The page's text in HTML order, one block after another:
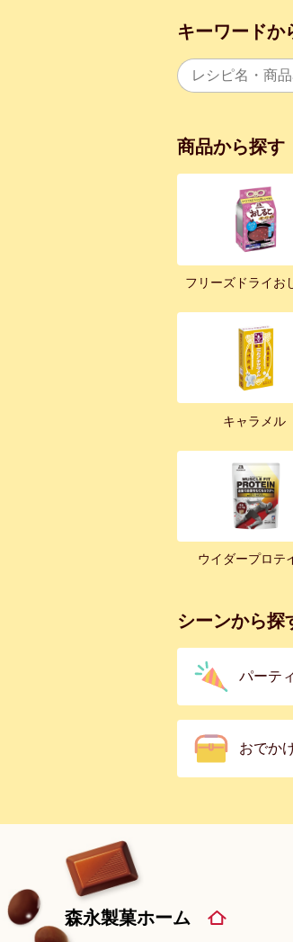
キーワードか
商品から探す
フリーズドライお
キャラメル
ウイダープロテ
シーンから探
パーテ
おでか
森永製菓ホーム